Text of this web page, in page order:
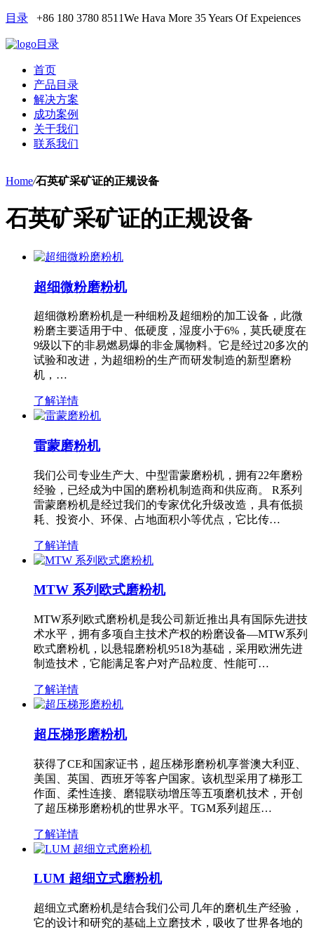
目录 +86 180 3780 8511We Hava More 35 Years Of Expeiences
目录
首页
产品目录
解决方案
成功案例
关于我们
联系我们
Home/石英矿采矿证的正规设备
石英矿采矿证的正规设备
超细微粉磨粉机
超细微粉磨粉机是一种细粉及超细粉的加工设备，此微
粉磨主要适用于中、低硬度，湿度小于6%，莫氏硬度在
9级以下的非易燃易爆的非金属物料。它是经过20多次的
试验和改进，为超细粉的生产而研发制造的新型磨粉
机，…
了解详情
雷蒙磨粉机
我们公司专业生产大、中型雷蒙磨粉机，拥有22年磨粉
经验，已经成为中国的磨粉机制造商和供应商。 R系列
雷蒙磨粉机是经过我们的专家优化升级改造，具有低损
耗、投资小、环保、占地面积小等优点，它比传…
了解详情
MTW 系列欧式磨粉机
MTW系列欧式磨粉机是我公司新近推出具有国际先进技
术水平，拥有多项自主技术产权的粉磨设备—MTW系列
欧式磨粉机，以悬辊磨粉机9518为基础，采用欧洲先进
制造技术，它能满足客户对产品粒度、性能可…
了解详情
超压梯形磨粉机
获得了CE和国家证书，超压梯形磨粉机享誉澳大利亚、
美国、英国、西班牙等客户国家。该机型采用了梯形工
作面、柔性连接、磨辊联动增压等五项磨机技术，开创
了超压梯形磨粉机的世界水平。TGM系列超压…
了解详情
LUM 超细立式磨粉机
超细立式磨粉机是结合我们公司几年的磨机生产经验，
它的设计和研究的基础上立磨技术，吸收了世界各地的